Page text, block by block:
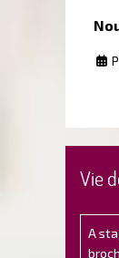
Vie
A